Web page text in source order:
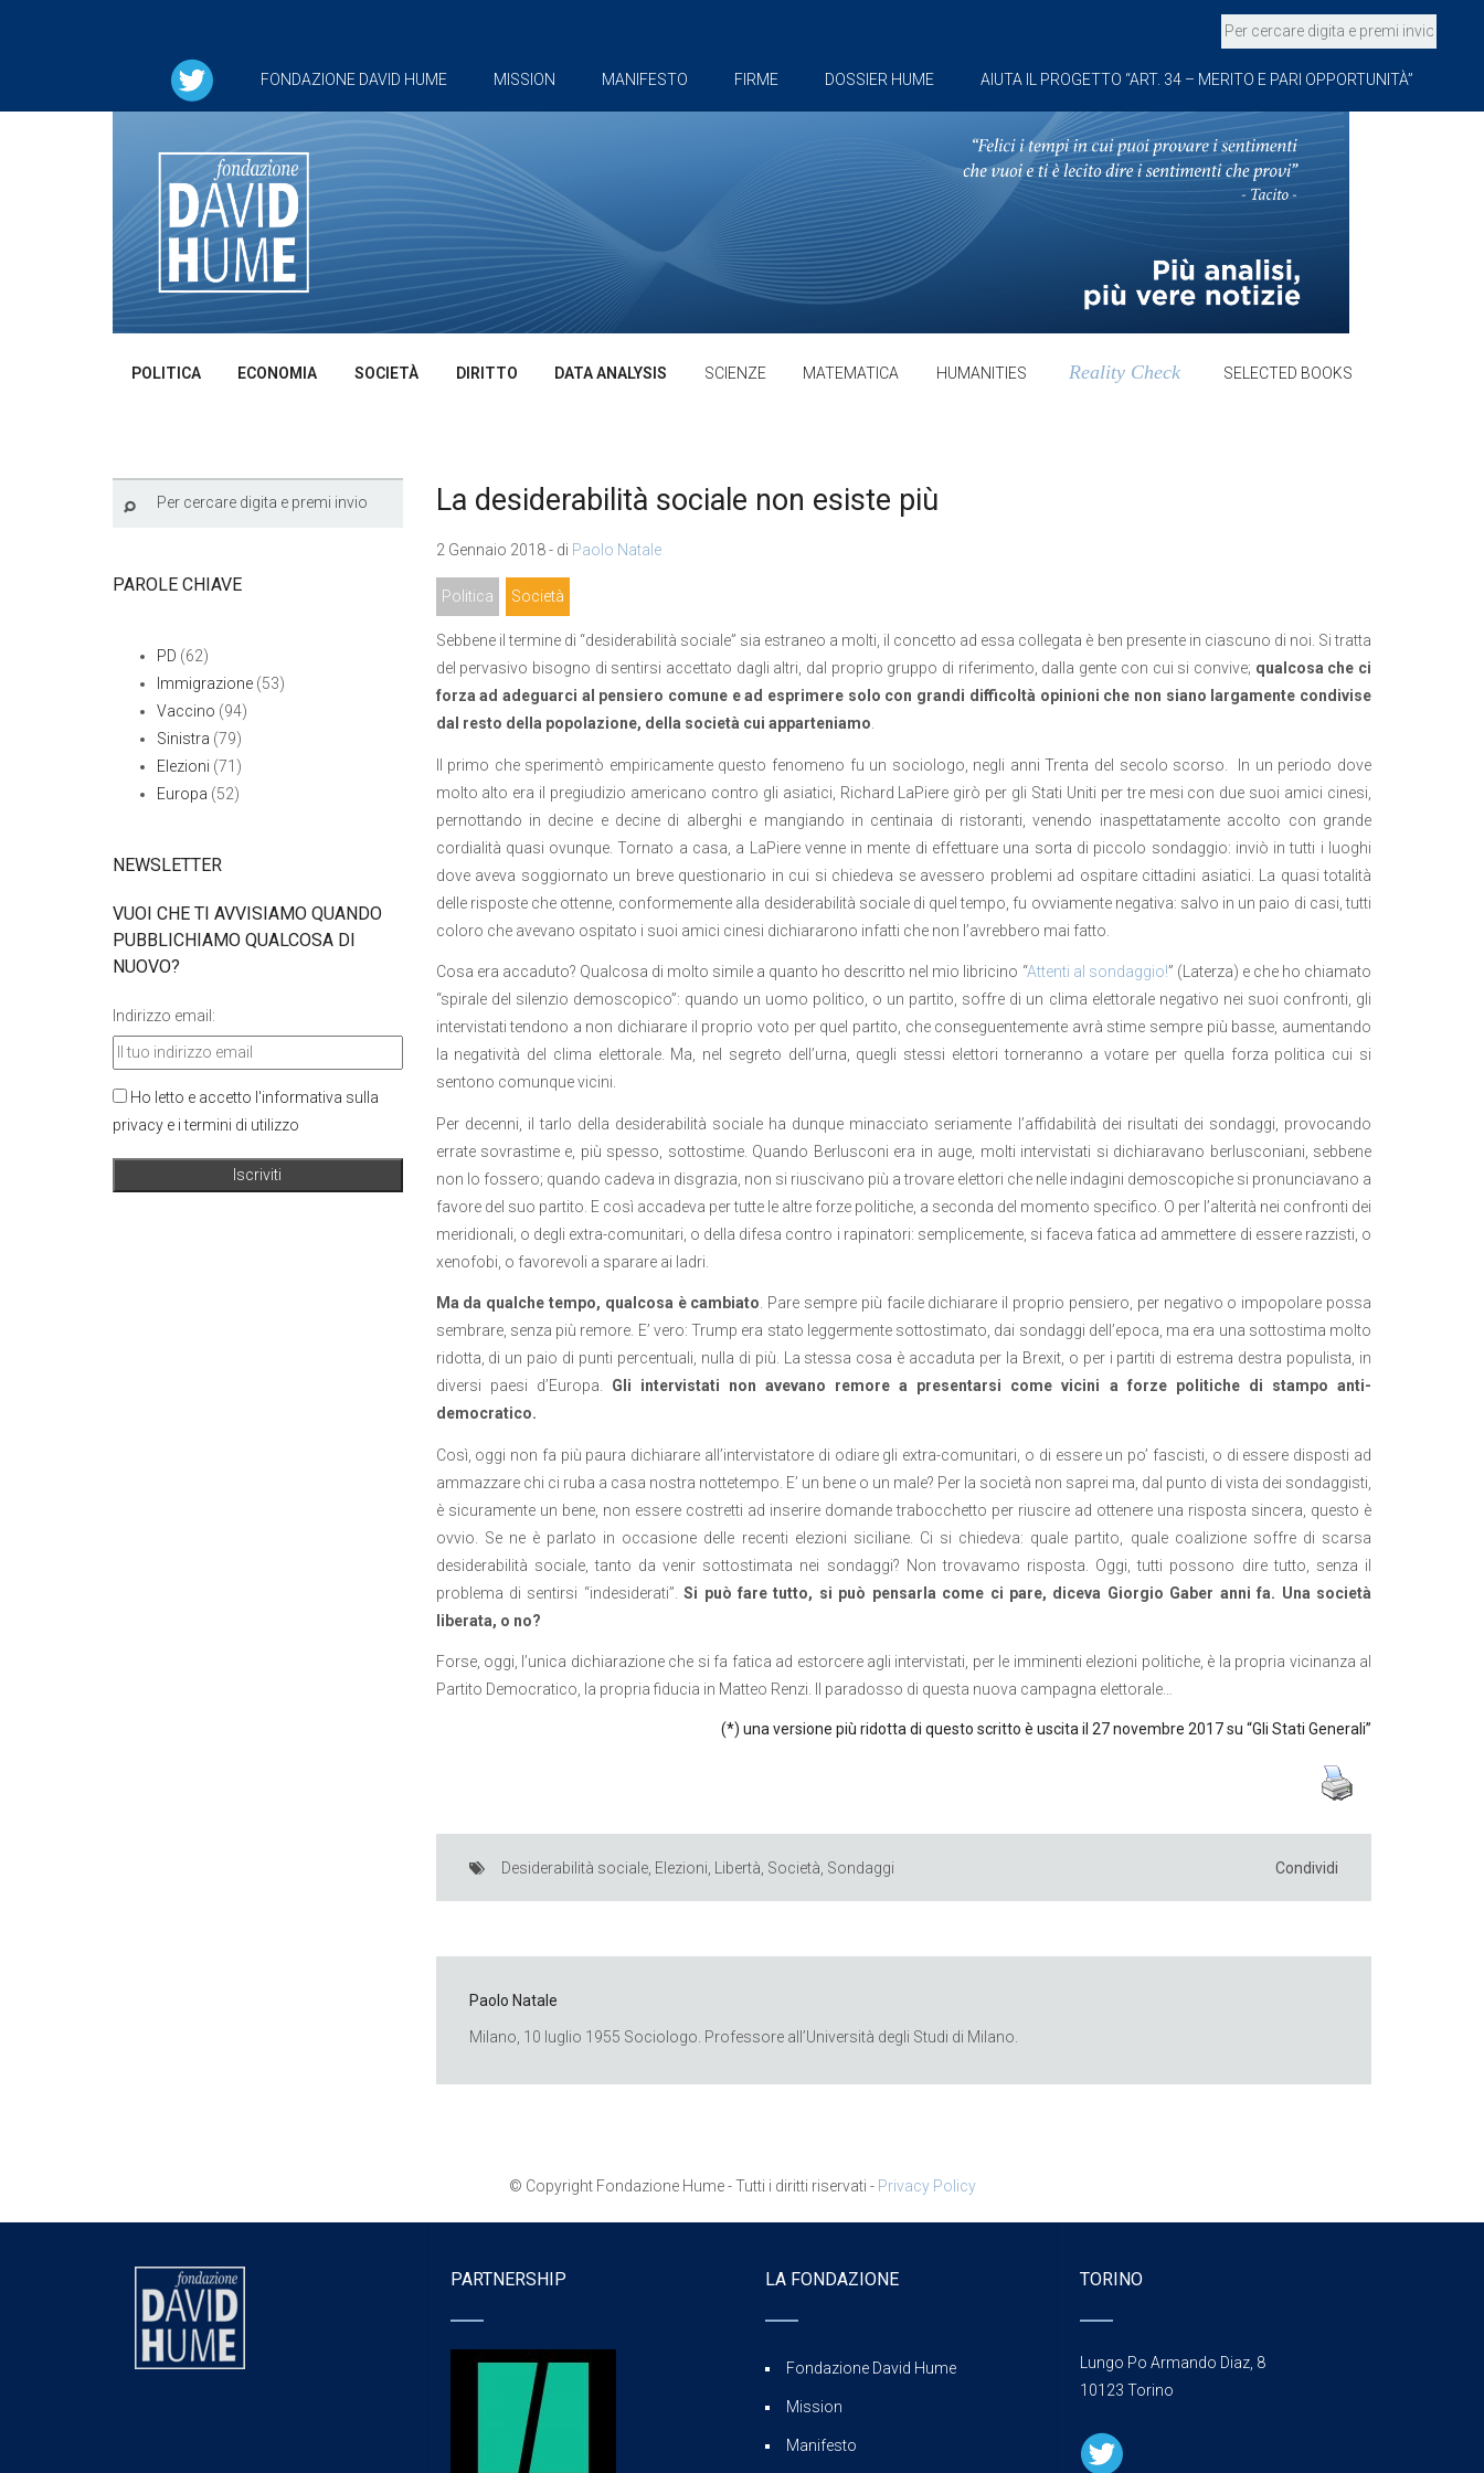
FONDAZIONE DAVID HUME MISSION MANIFESTO FIRME DOSSIER HUME AIUTA IL PROGETTO “ART. 34 – MERITO E PARI OPPORTUNITÀ”
POLITICA ECONOMIA SOCIETÀ DIRITTO DATA ANALYSIS SCIENZE MATEMATICA HUMANITIES Reality Check SELECTED BOOKS
La desiderabilità sociale non esiste più
2 Gennaio 2018 - di Paolo Natale
Politica Società
Sebbene il termine di “desiderabilità sociale” sia estraneo a molti, il concetto ad essa collegata è ben presente in ciascuno di noi. Si tratta
del pervasivo bisogno di sentirsi accettato dagli altri, dal proprio gruppo di riferimento, dalla gente con cui si convive; qualcosa che ci
forza ad adeguarci al pensiero comune e ad esprimere solo con grandi difficoltà opinioni che non siano largamente condivise
dal resto della popolazione, della società cui apparteniamo
Il primo che sperimentò empiricamente questo fenomeno fu un sociologo, negli anni Trenta del secolo scorso. In un periodo dove
molto alto era il pregiudizio americano contro gli asiatici, Richard LaPiere girò per gli Stati Uniti per tre mesi con due suoi amici cinesi,
pernottando in decine e decine di alberghi e mangiando in centinaia di ristoranti, venendo inaspettatamente accolto con grande
cordialità quasi ovunque. Tornato a casa, a LaPiere venne in mente di effettuare una sorta di piccolo sondaggio: inviò in tutti i luoghi
dove aveva soggiornato un breve questionario in cui si chiedeva se avessero problemi ad ospitare cittadini asiatici. La quasi totalità
delle risposte che ottenne, conformemente alla desiderabilità sociale di quel tempo, fu ovviamente negativa: salvo in un paio di casi, tutti
coloro che avevano ospitato i suoi amici cinesi dichiararono infatti che non l’avrebbero mai fatto.
Cosa era accaduto? Qualcosa di molto simile a quanto ho descritto nel mio libricino “Attenti al sondaggio!” (Laterza) e che ho chiamato
“spirale del silenzio demoscopico”: quando un uomo politico, o un partito, soffre di un clima elettorale negativo nei suoi confronti, gli
intervistati tendono a non dichiarare il proprio voto per quel partito, che conseguentemente avrà stime sempre più basse, aumentando
la negatività del clima elettorale. Ma, nel segreto dell’urna, quegli stessi elettori torneranno a votare per quella forza politica cui si
sentono comunque vicini.
Per decenni, il tarlo della desiderabilità sociale ha dunque minacciato seriamente l’affidabilità dei risultati dei sondaggi, provocando
errate sovrastime e, più spesso, sottostime. Quando Berlusconi era in auge, molti intervistati si dichiaravano berlusconiani, sebbene
non lo fossero; quando cadeva in disgrazia, non si riuscivano più a trovare elettori che nelle indagini demoscopiche si pronunciavano a
favore del suo partito. E così accadeva per tutte le altre forze politiche, a seconda del momento specifico. O per l’alterità nei confronti dei
meridionali, o degli extra-comunitari, o della difesa contro i rapinatori: semplicemente, si faceva fatica ad ammettere di essere razzisti, o
xenofobi, o favorevoli a sparare ai ladri.
Ma da qualche tempo, qualcosa è cambiato . Pare sempre più facile dichiarare il proprio pensiero, per negativo o impopolare possa
sembrare, senza più remore. E’ vero: Trump era stato leggermente sottostimato, dai sondaggi dell’epoca, ma era una sottostima molto
ridotta, di un paio di punti percentuali, nulla di più. La stessa cosa è accaduta per la Brexit, o per i partiti di estrema destra populista, in
diversi paesi d’Europa. Gli intervistati non avevano remore a presentarsi come vicini a forze politiche di stampo anti-
democratico.
Così, oggi non fa più paura dichiarare all’intervistatore di odiare gli extra-comunitari, o di essere un po’ fascisti, o di essere disposti ad
ammazzare chi ci ruba a casa nostra nottetempo. E’ un bene o un male? Per la società non saprei ma, dal punto di vista dei sondaggisti,
è sicuramente un bene, non essere costretti ad inserire domande trabocchetto per riuscire ad ottenere una risposta sincera, questo è
ovvio. Se ne è parlato in occasione delle recenti elezioni siciliane. Ci si chiedeva: quale partito, quale coalizione soffre di scarsa
desiderabilità sociale, tanto da venir sottostimata nei sondaggi? Non trovavamo risposta. Oggi, tutti possono dire tutto, senza il
problema di sentirsi “indesiderati”.Si può fare tutto, si può pensarla come ci pare, diceva Giorgio Gaber anni fa. Una società
liberata, o no?
Forse, oggi, l’unica dichiarazione che si fa fatica ad estorcere agli intervistati, per le imminenti elezioni politiche, è la propria vicinanza al
Partito Democratico, la propria fiducia in Matteo Renzi. Il paradosso di questa nuova campagna elettorale…
(*) una versione più ridotta di questo scritto è uscita il 27 novembre 2017 su “Gli Stati Generali”
Desiderabilità sociale, Elezioni Libertà Società Sondaggi Condividi
Paolo Natale
Milano, 10 luglio 1955 Sociologo. Professore all’Università degli Studi di Milano.
PAROLE CHIAVE
PD (62)
Immigrazione (53)
Vaccino (94)
Sinistra (79)
Elezioni (71)
Europa (52)
NEWSLETTER
VUOI CHE TI AVVISIAMO QUANDO
PUBBLICHIAMO QUALCOSA DI
NUOVO?
Indirizzo email:
Ho letto e accetto l'informativa sulla
privacy e i termini di utilizzo
© Copyright Fondazione Hume - Tutti i diritti riservati - Privacy Policy
PARTNERSHIP LA FONDAZIONE
Fondazione David Hume
Mission
Manifesto
TORINO
Lungo Po Armando Diaz, 8
10123 Torino